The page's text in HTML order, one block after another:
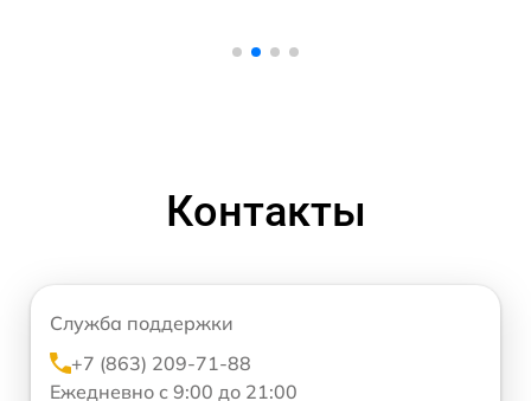
Контакты
Служба поддержки
+7 (863) 209-71-88
Ежедневно с 9:00 до 21:00